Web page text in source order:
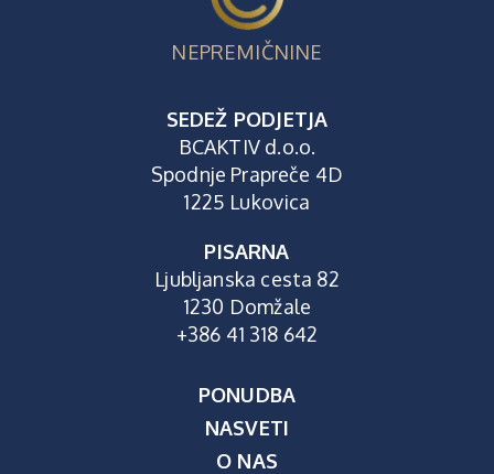
NEPREMIČNINE
SEDEŽ PODJETJA
BCAKTIV d.o.o.
Spodnje Prapreče 4D
1225 Lukovica
PISARNA
Ljubljanska cesta 82
1230 Domžale
+386 41 318 642
PONUDBA
NASVETI
O NAS